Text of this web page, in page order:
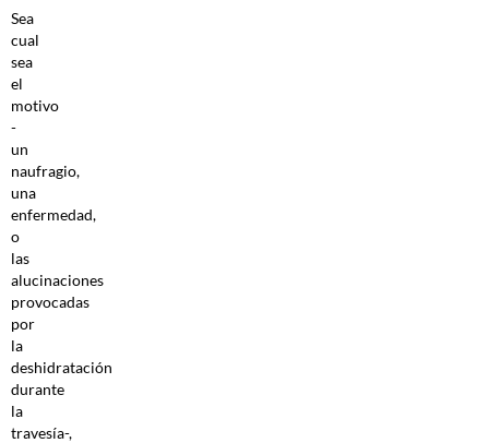
Sea
cual
sea
el
motivo
-
un
naufragio,
una
enfermedad,
o
las
alucinaciones
provocadas
por
la
deshidratación
durante
la
travesía-,